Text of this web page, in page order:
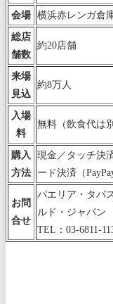
会場 横浜赤レンガ倉
総店
舗数
約20店舗
来場
見込
約8万人
入場
料
無料（飲食代は
購入
方法
現金／タッチ決
ード決済（
お問
合せ
パエリア・タパ
ルド・ジャパン
TEL：03-6811-